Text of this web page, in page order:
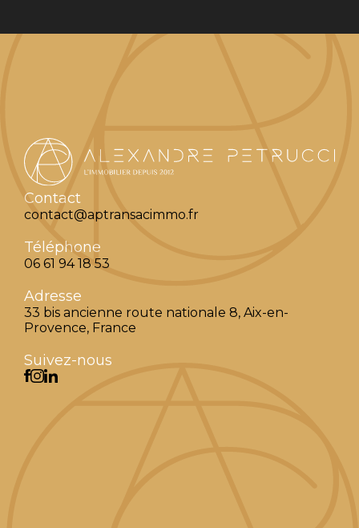
Contact
contact@aptransacimmo.fr
Téléphone
06 61 94 18 53
Adresse
33 bis ancienne route nationale 8, Aix-en-
Provence, France
Suivez-nous